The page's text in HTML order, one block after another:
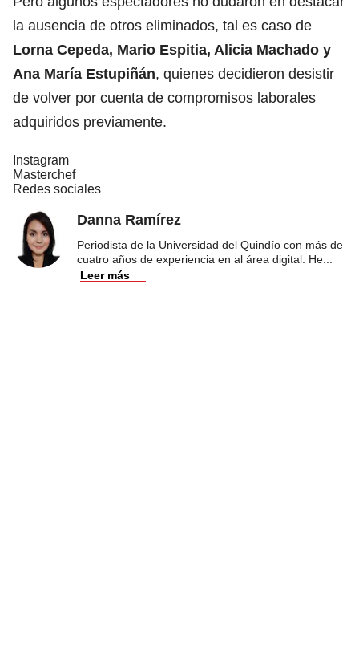
la ausencia de otros eliminados, tal es caso de
Lorna Cepeda, Mario Espitia, Alicia Machado y
Ana María Estupiñán, quienes decidieron desistir
de volver por cuenta de compromisos laborales
adquiridos previamente.
Instagram
Masterchef
Redes sociales
Danna Ramírez
Periodista de la Universidad del Quindío con más de
cuatro años de experiencia en al área digital. He
Leer más